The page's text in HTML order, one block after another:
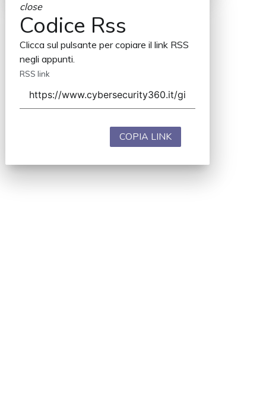
close
Codice Rss
Clicca sul pulsante per copiare il link RSS
negli appunti.
RSS link
COPIA LINK